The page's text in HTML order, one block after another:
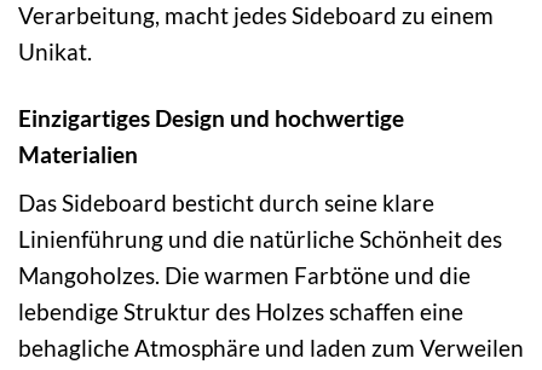
Verarbeitung, macht jedes Sideboard zu einem
Unikat.
Einzigartiges Design und hochwertige
Materialien
Das Sideboard besticht durch seine klare
Linienführung und die natürliche Schönheit des
Mangoholzes. Die warmen Farbtöne und die
lebendige Struktur des Holzes schaffen eine
behagliche Atmosphäre und laden zum Verweilen